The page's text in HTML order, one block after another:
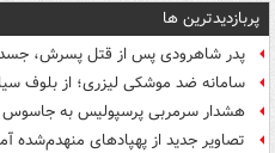
پربازدیدترین ها
پدر شاهرودی پس از قتل پسرش، جسد
سامانه ضد موشکی لیزری؛ از بلوف
هشدار سرمربی پرسپولیس به جاسوس
تصاویر جدید از پهپادهای منهدم‌شده